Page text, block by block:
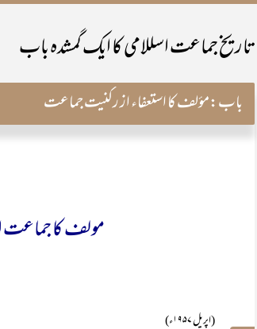
تاریخ جماعت اسللامی کا ایک گمشدہ باب
باب:مؤلف کا استعفاء از رکنیت جماعت
مولف کا جماعت
(اپریل ۱۹۵۷ء)